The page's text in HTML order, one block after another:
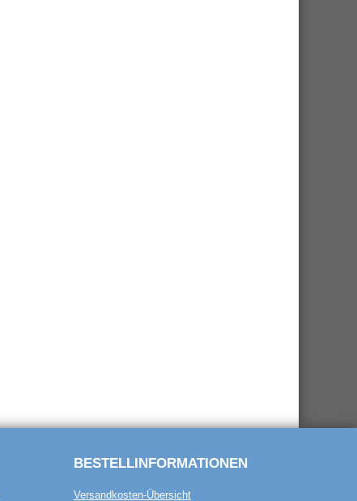
BESTELL­INFORMATIONEN
Versandkosten-Übersicht